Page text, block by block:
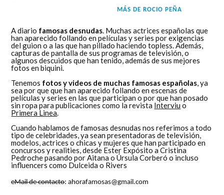
MÁS DE ROCIO PEÑA
A diario famosas desnudas. Muchas actrices españolas que
han aparecido follando en películas y series por exigencias
del guion o a las que han pillado haciendo topless. Además,
capturas de pantalla de sus programas de televisión, o
algunos descuidos que han tenido, además de sus mejores
fotos en biquini.
Tenemos fotos y videos de muchas famosas españolas, ya
sea por que que han aparecido follando en escenas de
películas y series en las que participan o por que han posado
sin ropa para publicaciones como la revista Interviu o
Primera Linea.
Cuando hablamos de famosas desnudas nos referimos a todo
tipo de celebridades, ya sean presentadoras de televisión,
modelos, actrices o chicas y mujeres que han participado en
concursos y realities, desde Ester Expósito a Cristina
Pedroche pasando por Aitana o Úrsula Corberó o incluso
influencers como Dulceida o Rivers
eMail de contacto: ahorafamosas@gmail.com